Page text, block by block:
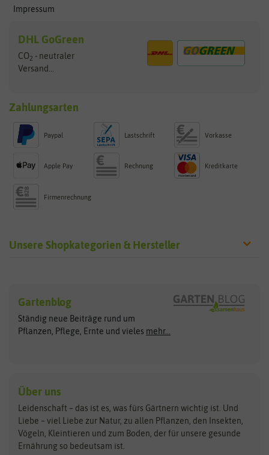
Impressum
DHL GoGreen
CO2 - neutraler
Versand...
Zahlungsarten
Paypal Lastschrift Vorkasse
Apple Pay Rechnung Kreditkarte
Firmenrechnung
Unsere Shopkategorien & Hersteller
Exotische Samen
Gemüsesamen
Gründünger
Kräutersamen
Obstsamen
Pilzbrut
Rasensamen
Steckzwiebeln
Arche Noah
ASB Greenworld
Benary
Bingenheimer Saatgut
Bionana
Clever Pots
COMPO
Dürr-Samen
Gartenblog
Ständig neue Beiträge rund um
Pflanzen, Pflege, Ernte und vieles mehr...
Über uns
Leidenschaft – das ist es, was fürs Gärtnern wichtig ist. Und
Liebe – viel Liebe zur Natur, zu allen Pflanzen, den Insekten,
Vögeln, Kleintieren und zum Boden, der für unsere gesunde
Ernährung so bedeutsam ist.